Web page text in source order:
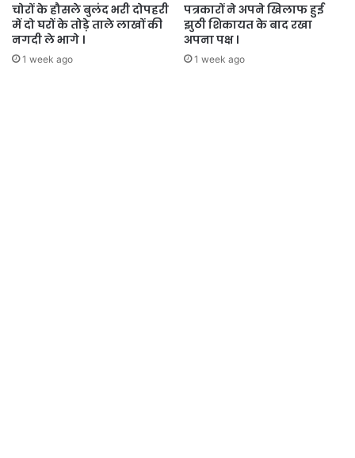
चोरों के हौसले बुलंद भरी दोपहरी
में दो घरों के तोड़े ताले लाखों की
नगदी ले भागे ।
1 week ago
पत्रकारों ने अपने खिलाफ हुई
झुठी शिकायत के बाद रखा
अपना पक्ष ।
1 week ago